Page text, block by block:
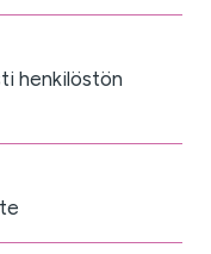
henkilöstön